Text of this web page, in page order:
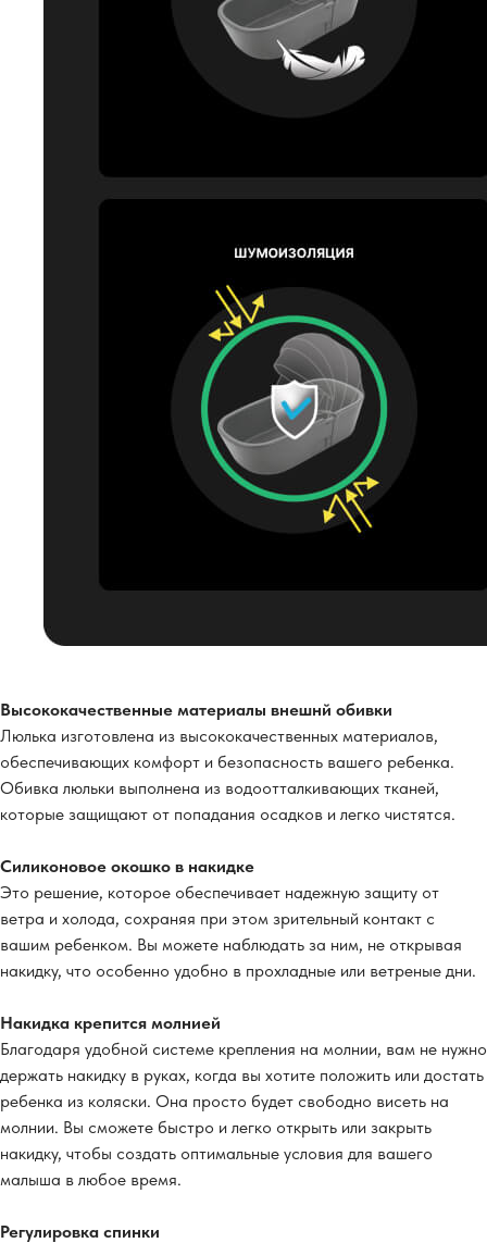
Высококачественные материалы внешнй обивки
Люлька изготовлена из высококачественных материалов,
обеспечивающих комфорт и безопасность вашего ребенка.
Обивка люльки выполнена из водоотталкивающих тканей,
которые защищают от попадания осадков и легко чистятся.
Силиконовое окошко в накидке
Это решение, которое обеспечивает надежную защиту от
ветра и холода, сохраняя при этом зрительный контакт с
вашим ребенком. Вы можете наблюдать за ним, не открывая
накидку, что особенно удобно в прохладные или ветреные дни.
Накидка крепится молнией
Благодаря удобной системе крепления на молнии, вам не нужно
держать накидку в руках, когда вы хотите положить или достать
ребенка из коляски. Она просто будет свободно висеть на
молнии. Вы сможете быстро и легко открыть или закрыть
накидку, чтобы создать оптимальные условия для вашего
малыша в любое время.
Регулировка спинки